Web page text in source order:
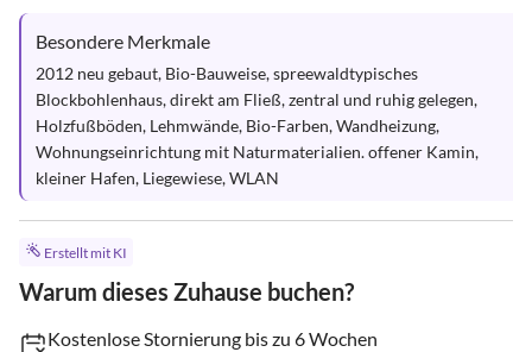
Besondere Merkmale
2012 neu gebaut, Bio-Bauweise, spreewaldtypisches
Blockbohlenhaus, direkt am Fließ, zentral und ruhig gelegen,
Holzfußböden, Lehmwände, Bio-Farben, Wandheizung,
Wohnungseinrichtung mit Naturmaterialien. offener Kamin,
kleiner Hafen, Liegewiese, WLAN
Erstellt mit KI
Warum dieses Zuhause buchen?
Kostenlose Stornierung bis zu 6 Wochen